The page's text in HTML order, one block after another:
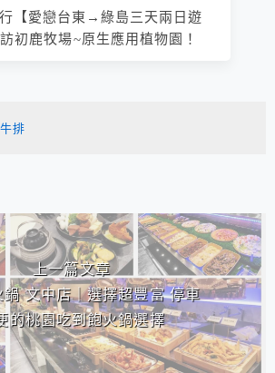
【愛戀台東→綠島三天兩日遊
初鹿牧場~原生應用植物園！
牛排
上一篇文章
鍋 文中店｜選擇超豐富 停車
的桃園吃到飽火鍋選擇